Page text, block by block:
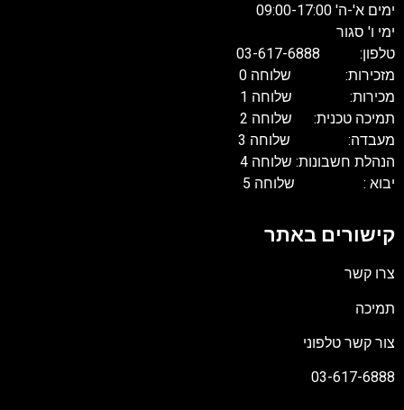
ימים א'-ה' 09:00-17:00
ימי ו' סגור
טלפון: 03-617-6888
מזכירות: שלוחה 0
מכירות: שלוחה 1
תמיכה טכנית: שלוחה 2
מעבדה: שלוחה 3
הנהלת חשבונות: שלוחה 4
יבוא : שלוחה 5
קישורים באתר
צרו קשר
תמיכה
צור קשר טלפוני
03-617-6888